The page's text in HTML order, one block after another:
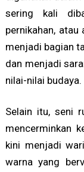
sering kali
pernikahan, atau
menjadi bagian
dan menjadi
nilai-nilai budaya.
Selain itu, seni
mencerminkan
kini menjadi
warna yang